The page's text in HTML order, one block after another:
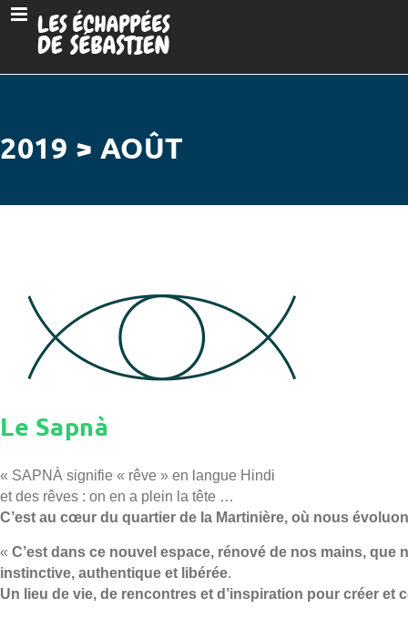
2019 > AOÛT
Le Sapnà
« SAPNÀ signifie « rêve » en langue Hindi
et des rêves : on en a plein la tête …
C’est au cœur du quartier de la Martinière, où nous
« C’est dans ce nouvel espace, rénové de nos mains, que
instinctive, authentique et libérée.
Un lieu de vie, de rencontres et d’inspiration pour créer et